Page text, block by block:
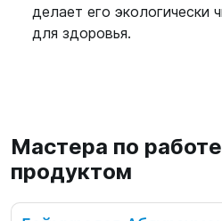
делает его экологически
для здоровья.
Мастера по
продуктом